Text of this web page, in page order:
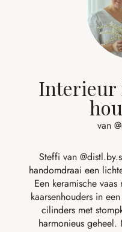
Interieur
van
Steffi van
handomdraai een
Een keramische
kaarsenhouders in
cilinders met
harmonieus